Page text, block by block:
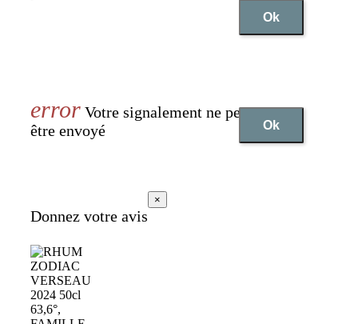
Ok
Votre signalement ne peut pas
être envoyé
Ok
Donnez votre avis
×